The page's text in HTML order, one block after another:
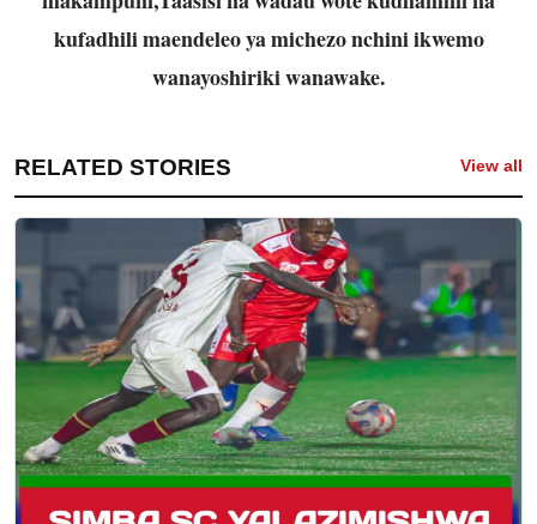
kufadhili maendeleo ya michezo nchini ikwemo
wanayoshiriki wanawake.
RELATED STORIES View all